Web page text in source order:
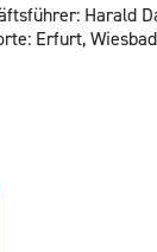
Ha­rald
Er­furt,